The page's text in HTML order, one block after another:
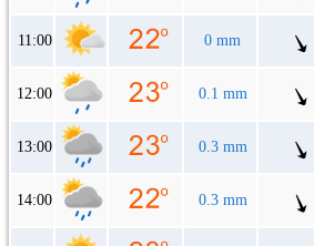
11:00 0 mm
12:00 0.1 mm
13:00 0.3 mm
14:00 0.3 mm